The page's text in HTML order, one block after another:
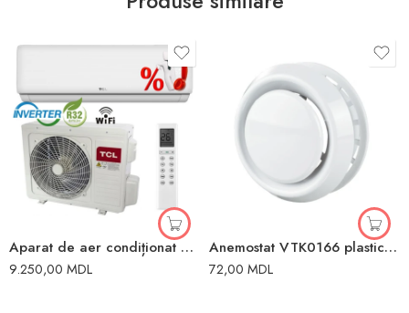
Aparat de aer condiționat 12000BTU 35m2 TCL
9.250,00 MDL
Anemostat VTK0166 plastic Ventika
72,00 MDL